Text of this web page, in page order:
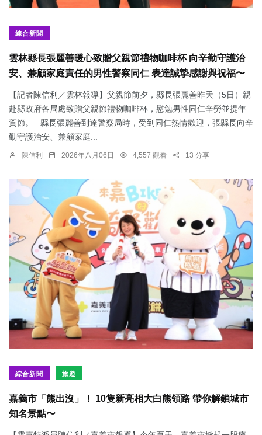
綜合新聞
雲林縣長張麗善暖心致贈父親節禮物咖啡杯 向辛勤守護治
安、兼顧家庭責任的男性警察同仁 表達誠摯感謝與祝福〜
【記者陳信利／雲林報導】父親節前夕，縣長張麗善昨天（5日）親
赴縣政府各局處致贈父親節禮物咖啡杯，慰勉男性同仁辛勞並提年
賀節。 縣長張麗善到達警察局時，受到同仁熱情歡迎，張縣長向辛
勤守護治安、兼顧家庭...
陳信利 2026年八月06日 4,557 觀看 13 分享
綜合新聞 旅遊
嘉義市「熊出沒」！ 10隻新亮相大白熊領路 帶你解鎖城市
知名景點〜